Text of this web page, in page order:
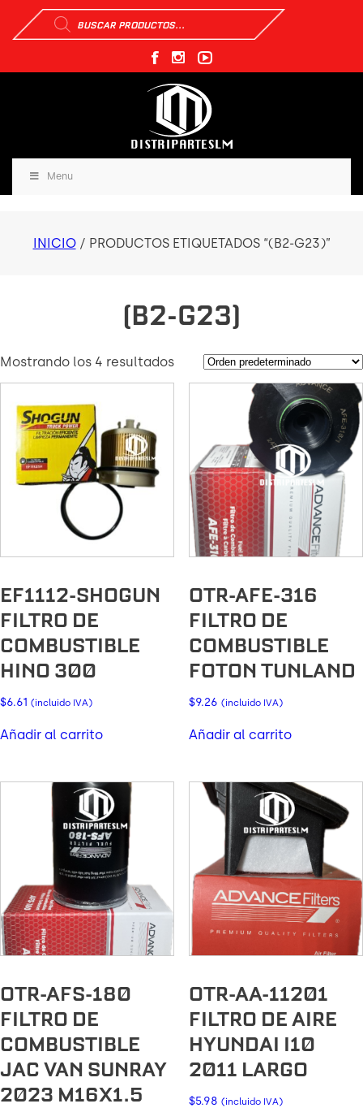
Búsqueda
de
productos
Menu
INICIO/ PRODUCTOS ETIQUETADOS “(B2-G23)”
(B2-G23)
Mostrando los 4 resultados
EF1112-SHOGUN
FILTRO DE
COMBUSTIBLE
HINO 300
$6.61 (incluido IVA)
Añadir al carrito
OTR-AFE-316
FILTRO DE
COMBUSTIBLE
FOTON TUNLAND
$9.26 (incluido IVA)
Añadir al carrito
OTR-AFS-180
FILTRO DE
COMBUSTIBLE
JAC VAN SUNRAY
2023 M16X1.5
OTR-AA-11201
FILTRO DE AIRE
HYUNDAI I10
2011 LARGO
$5.98 (incluido IVA)